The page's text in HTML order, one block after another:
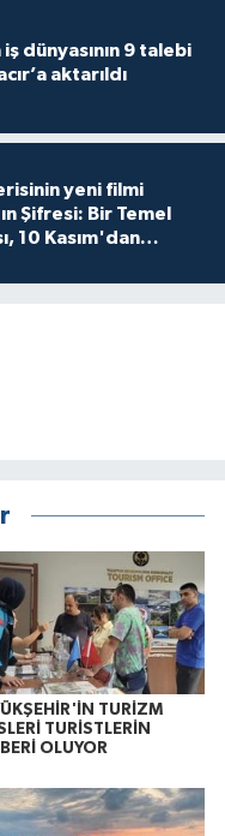
dünyasının 9 talebi
aktarıldı
yeni filmi
Şifresi: Bir Temel
10 Kasım'dan
TURİZM
TURİSTLERİN
OLUYOR